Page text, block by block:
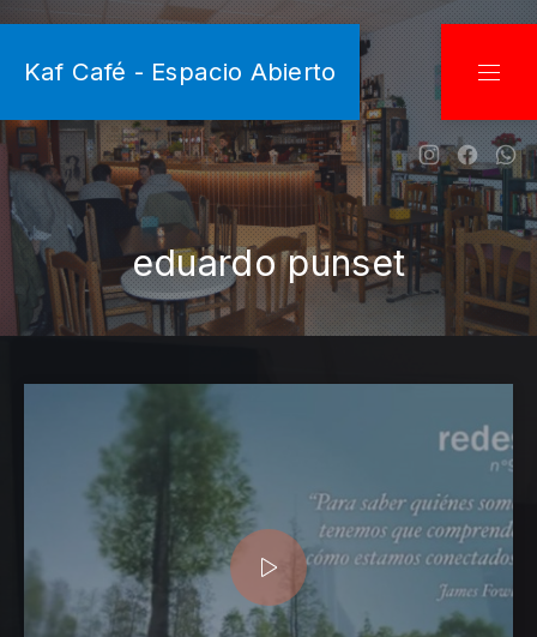
Kaf Café - Espacio Abierto
NewNew
eduardo punset